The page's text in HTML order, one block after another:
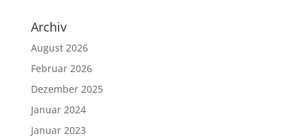
Archiv
August 2026
Februar 2026
Dezember 2025
Januar 2024
Januar 2023